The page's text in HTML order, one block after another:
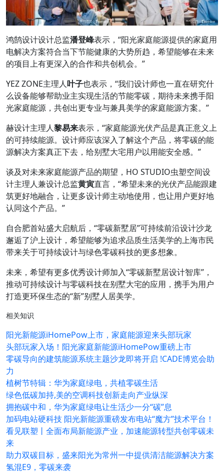
鸿鹄设计设计总监潘登峰表示，“阳光家庭能源提供的家庭用
电解决方案符合当下节能健康的大势所趋，希望能够在未来
的项目上有更深入的合作和共创机会。”
YEZ ZONE主理人叶子也表示，“我们设计师也一直在研究什
么设备能够帮助业主实现生活的节能零碳，期待未来携手阳
光家庭能源，共创出更专业与兼具美学的家庭能源方案。”
赫设计主理人黎易来表示，“家庭能源光伏产品是真正意义上
的可持续能源。设计师应该深入了解这个产品，将零碳的能
源解决方案真正下去，给别墅大宅用户以用能安全感。”
谈及对未来家庭能源产品的期望，HO STUDIO虫塑空间设
计主理人兼设计总监黄寅直言，“希望未来的光伏产品能跟建
筑更好地融合，让更多设计师主动地使用，也让用户更好地
认同这个产品。”
自合肥首站盛大启航后，“零碳新墅居”可持续前沿设计沙龙
邂逅了沪上设计，希望能够为追求品质生活美学的上海市民
带来关于可持续设计与绿色零碳科技的更多想象。
未来，希望有更多优秀设计师加入“零碳新墅居设计智库”，
推动可持续设计与零碳科技在别墅大宅的应用，携手为用户
打造更环保生态的“新”别墅人居美学。
相关知识
阳光新能源iHomePow上市，家庭能源迎来头部玩家
头部玩家入场！阳光家庭新能源iHomePow重磅上市
零碳导向的建筑能源系统主题沙龙即将开启 !CADE博览会助
力
植树节特辑：华为家庭绿电，共植零碳生活
绿色低碳加持,美的空调科技创新走向产业纵深
拥抱碳中和，华为家庭绿电让生活少一分“碳”息
加码电站硬科技 阳光新能源重磅发布电站“魔方”技术平台！
看见联塑丨全面布局新能源产业，加速能源转型共创零碳未
来
助力双碳目标，盛来阳光为常州一中提供清洁能源解决方案
氢混E9，零碳来袭